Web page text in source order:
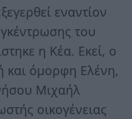
εναντίον
του
η Κέα. Εκεί, ο
και όμορφη Ελένη,
Μιχαήλ
οικογένειας